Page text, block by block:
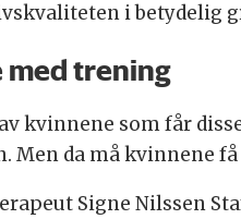
i betydelig
med trening
kvinnene som får
Men da må kvinnene
Signe Nilssen